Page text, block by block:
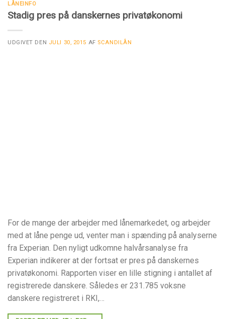
LÅNEINFO
Stadig pres på danskernes privatøkonomi
UDGIVET DEN JULI 30, 2015 AF SCANDILÅN
For de mange der arbejder med lånemarkedet, og arbejder
med at låne penge ud, venter man i spænding på analyserne
fra Experian. Den nyligt udkomne halvårsanalyse fra
Experian indikerer at der fortsat er pres på danskernes
privatøkonomi. Rapporten viser en lille stigning i antallet af
registrerede danskere. Således er 231.785 voksne
danskere registreret i RKI,…